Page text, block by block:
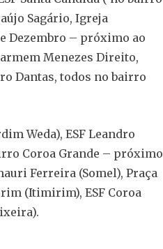
Sagário, Igreja
Dezembro – próximo ao
Menezes Direito,
Dantas, todos no bairro
Weda), ESF Leandro
Coroa Grande – próximo
Ferreira (Somel), Praça
(Itimirim), ESF Coroa